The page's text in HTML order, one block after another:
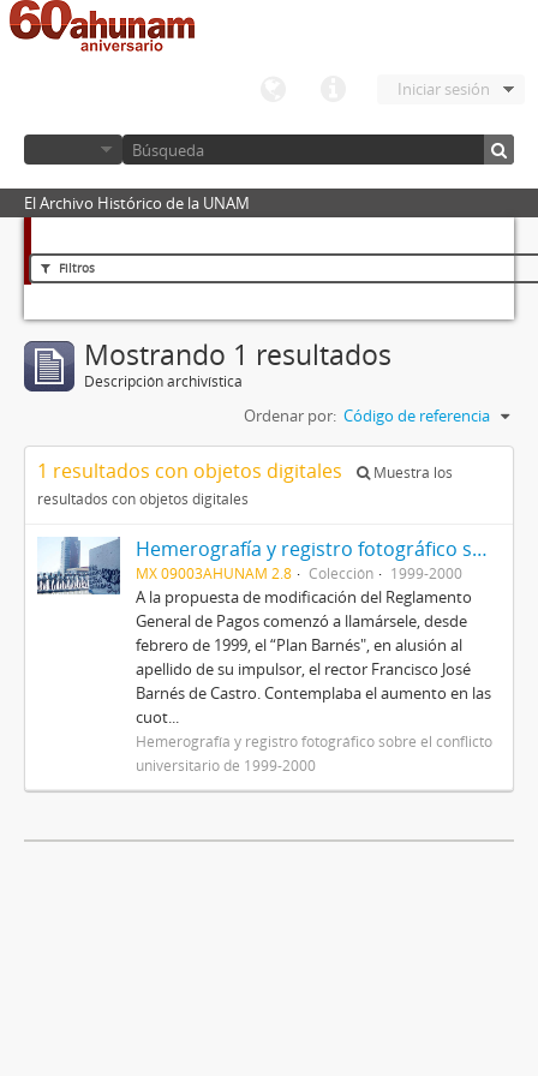
Iniciar sesión
El Archivo Histórico de la UNAM
Filtros
Mostrando 1 resultados
Descripción archivística
Ordenar por: Código de referencia
1 resultados con objetos digitales
Muestra los
resultados con objetos digitales
Hemerografía y registro fotográfico sobre el conflicto universitario de 1999-2000
MX 09003AHUNAM 2.8 Colección 1999-2000
A la propuesta de modificación del Reglamento
General de Pagos comenzó a llamársele, desde
febrero de 1999, el “Plan Barnés", en alusión al
apellido de su impulsor, el rector Francisco José
Barnés de Castro. Contemplaba el aumento en las
cuot...
Hemerografía y registro fotográfico sobre el conflicto
universitario de 1999-2000